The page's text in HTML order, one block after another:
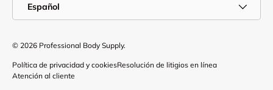
Español
© 2026 Professional Body Supply.
Política de privacidad y cookiesResolución de litigios en línea
Atención al cliente